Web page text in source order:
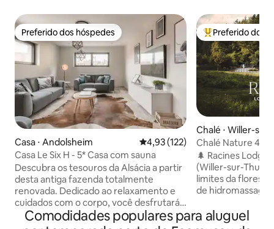
Preferido dos hóspedes
Preferido dos hóspedes
Casa ⋅ Andolsheim 4,93 de uma avaliação média de
4,93 (122)
Casa Le Six H - 5* Casa com sauna
Descubra os tesouros da Alsácia a partir
desta antiga fazenda totalmente
renovada. Dedicado ao relaxamento e
cuidados com o corpo, você desfrutará
de um belo espaço luminoso, serviços de
alta qualidade e materiais de qualidade.
Entre os
Preferido dos
Chalé ⋅ Willer-
Chalé Nature 4
e vista para a
🌲 Racines
(Willer-sur-Thur)!
limites da
de
braseiro.
totalmente
Comodidades populares para aluguel